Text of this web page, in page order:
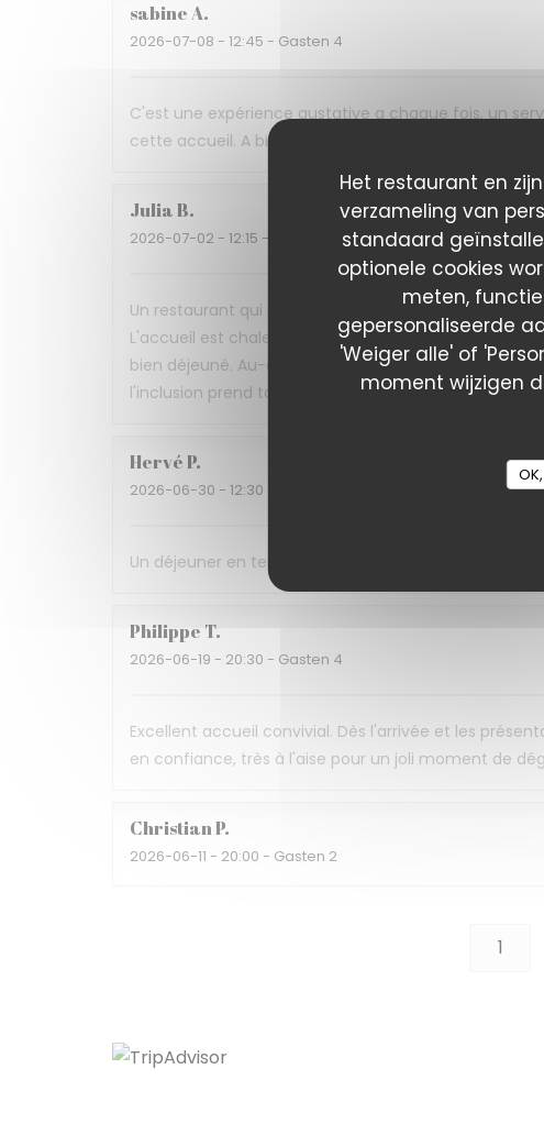
Het restaurant en
verzameling van
standaard
optionele cookies
meten,
gepersonaliseerde
'Weiger alle' of
moment wijzigen
sabineA
2026-07-08 - 12:45 - Gasten 4
C'est une expérience gustative a chaque fois, un
cette accueil. A bientôt
JuliaB
2026-07-02 - 12:15 - Gasten 4
Un restaurant qui prouve qu'on peut allier
L'accueil est chaleureux, le service attentionné et
bien déjeuné. Au-delà de la qualité de la cuisine,
l'inclusion prend tout son sens. Une très belle
HervéP
2026-06-30 - 12:30 - Gasten 3
Un déjeuner en terrasse ombragée, une cuisine de
Philippe T
2026-06-19 - 20:30 - Gasten 4
Excellent accueil convivial. Dès l'arrivée et les
en confiance, très à l'aise pour un joli moment de
ChristianP
2026-06-11 - 20:00 - Gasten 2
1